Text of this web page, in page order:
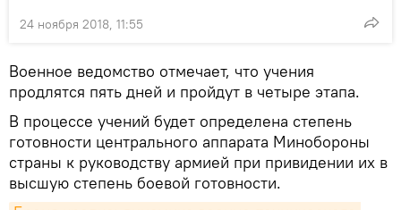
24 ноября 2018, 11:55
Военное ведомство отмечает, что учения
продлятся пять дней и пройдут в четыре этапа.
В процессе учений будет определена степень
готовности центрального аппарата Минобороны
страны к руководству армией при привидении их в
высшую степень боевой готовности.